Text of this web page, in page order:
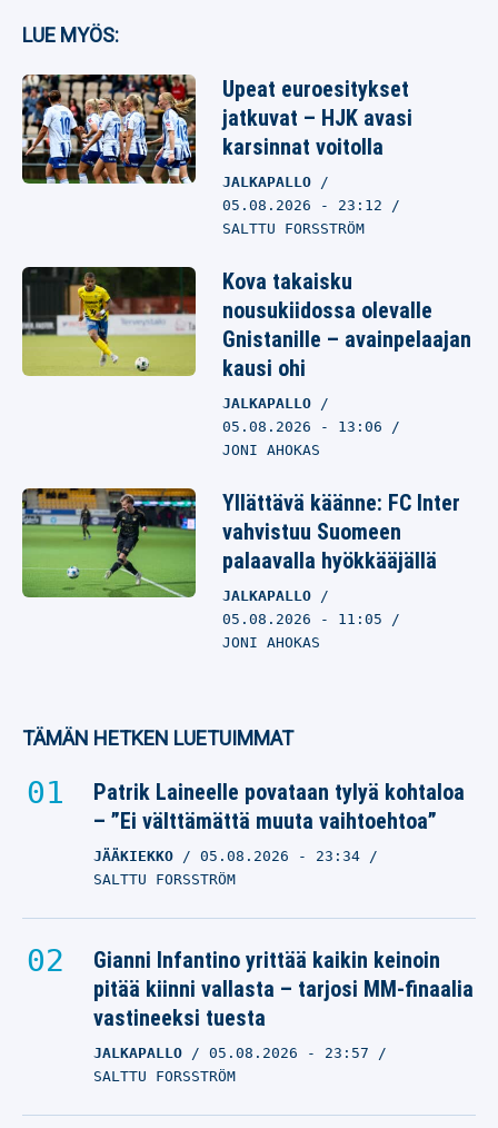
LUE MYÖS:
Upeat euroesitykset
jatkuvat – HJK avasi
karsinnat voitolla
JALKAPALLO
05.08.2026 - 23:12
SALTTU FORSSTRÖM
Kova takaisku
nousukiidossa olevalle
Gnistanille – avainpelaajan
kausi ohi
JALKAPALLO
05.08.2026 - 13:06
JONI AHOKAS
Yllättävä käänne: FC Inter
vahvistuu Suomeen
palaavalla hyökkääjällä
JALKAPALLO
05.08.2026 - 11:05
JONI AHOKAS
TÄMÄN HETKEN LUETUIMMAT
Patrik Laineelle povataan tylyä kohtaloa
– ”Ei välttämättä muuta vaihtoehtoa”
JÄÄKIEKKO 05.08.2026 - 23:34
SALTTU FORSSTRÖM
Gianni Infantino yrittää kaikin keinoin
pitää kiinni vallasta – tarjosi MM-finaalia
vastineeksi tuesta
JALKAPALLO 05.08.2026 - 23:57
SALTTU FORSSTRÖM